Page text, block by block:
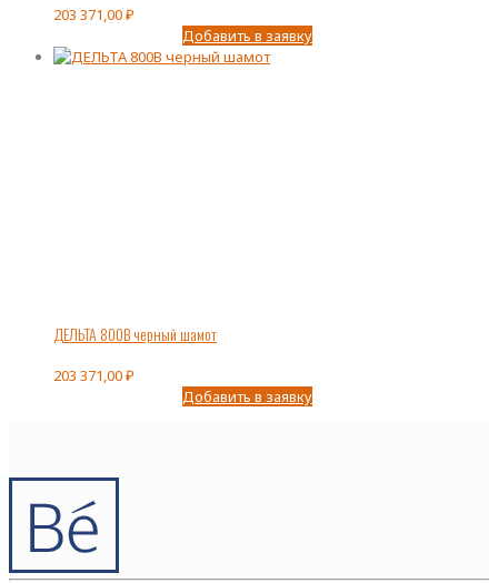
203 371,00₽
Добавить в заявку
ДЕЛЬТА 800В черный шамот
203 371,00₽
Добавить в заявку